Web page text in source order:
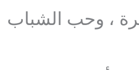
، وحب الشباب